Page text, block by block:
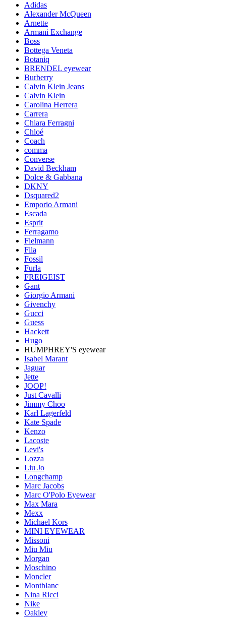
Adidas
Alexander McQueen
Arnette
Armani Exchange
Boss
Bottega Veneta
Botaniq
BRENDEL eyewear
Burberry
Calvin Klein Jeans
Calvin Klein
Carolina Herrera
Carrera
Chiara Ferragni
Chloé
Coach
comma
Converse
David Beckham
Dolce & Gabbana
DKNY
Dsquared2
Emporio Armani
Escada
Esprit
Ferragamo
Fielmann
Fila
Fossil
Furla
FREIGEIST
Gant
Giorgio Armani
Givenchy
Gucci
Guess
Hackett
Hugo
HUMPHREY'S eyewear
Isabel Marant
Jaguar
Jette
JOOP!
Just Cavalli
Jimmy Choo
Karl Lagerfeld
Kate Spade
Kenzo
Lacoste
Levi's
Lozza
Liu Jo
Longchamp
Marc Jacobs
Marc O'Polo Eyewear
Max Mara
Mexx
Michael Kors
MINI EYEWEAR
Missoni
Miu Miu
Morgan
Moschino
Moncler
Montblanc
Nina Ricci
Nike
Oakley